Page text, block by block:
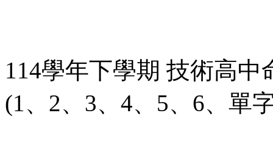
114學年下學期 技術高
(1、2、3、4、5、6、單